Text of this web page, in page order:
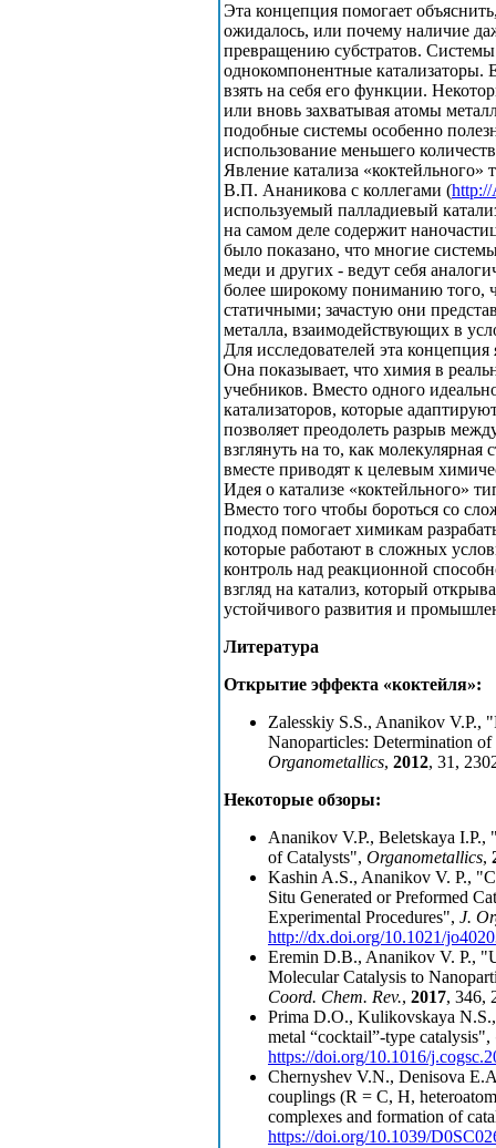
Эта концепция помогает
ожидалось, или почему наличие
превращению субстратов.
однокомпонентные катализаторы.
взять на себя его функции.
или вновь захватывая атомы
подобные системы особенно
использование меньшего
Явление катализа
В.П. Ананикова с коллегами (
используемый палладиевый
на самом деле содержит
было показано, что многие
меди и других - ведут себя
более широкому пониманию того,
статичными; зачастую они
металла, взаимодействующих в
Для исследователей эта
Она показывает, что химия в
учебников. Вместо одного
катализаторов, которые
позволяет преодолеть разрыв
взглянуть на то, как
вместе приводят к целевым
Идея о катализе «коктейльного»
Вместо того чтобы бороться со
подход помогает химикам
которые работают в сложных
контроль над реакционной
взгляд на катализ, который
устойчивого развития и
Литература
Открытие эффекта «коктейля»:
Zalesskiy S.S., Ananikov V.P.,
Nanoparticles: Determination
Organometallics, 2012, 31,
Некоторые обзоры:
Ananikov V.P., Beletskaya
of Catalysts", Organometallics,
Kashin A.S., Ananikov V. P.,
Situ Generated or Preformed
Experimental Procedures", J.
http://dx.doi.org/10.1021/
Eremin D.B., Ananikov V. P.,
Molecular Catalysis to
Coord. Chem. Rev., 2017, 346,
Prima D.O., Kulikovskaya
metal “cocktail”-type catalysis",
https://doi.org/10.1016/
Chernyshev V.N., Denisova
couplings (R = C, H,
complexes and formation of
https://doi.org/10.1039/